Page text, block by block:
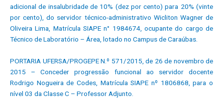
adicional de insalubridade de 10% (dez por cento) para 20% (vinte
por cento), do servidor técnico-administrativo Wicliton Wagner de
Oliveira Lima, Matrícula SIAPE n° 1984674, ocupante do cargo de
Técnico de Laboratório – Área, lotado no Campus de Caraúbas.
PORTARIA UFERSA/PROGEPE N.º 571/2015, de 26 de novembro de
2015 – Conceder progressão funcional ao servidor docente
Rodrigo Nogueira de Codes, Matrícula SIAPE nº 1806868, para o
nível 03 da Classe C – Professor Adjunto.